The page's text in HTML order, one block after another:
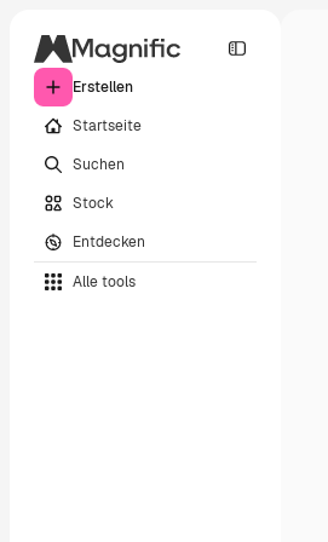
Erstellen
Startseite
Suchen
Stock
Entdecken
Alle tools